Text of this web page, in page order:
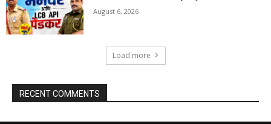
August 6, 2026
Load more
RECENT COMMENTS